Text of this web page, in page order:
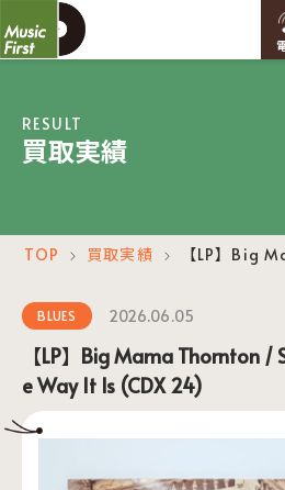
RESULT
買取実績
TOP ＞ 買取実績 ＞ 【LP】Big
BLUES 2026.06.05
【LP】Big Mama Thornton
e Way It Is (CDX 24)